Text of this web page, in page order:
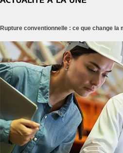
Rupture conventionnelle : ce que change la